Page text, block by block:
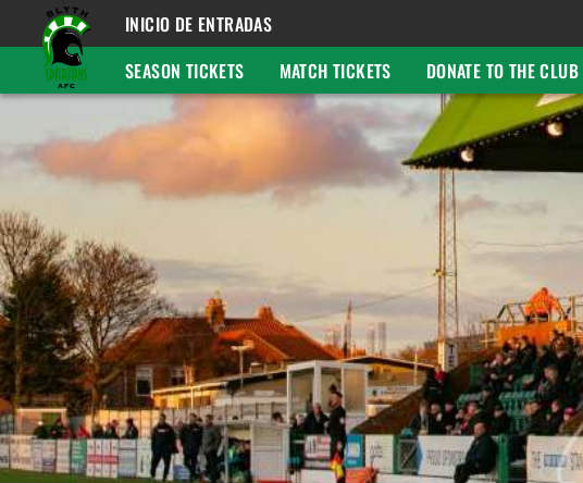
INICIO DE ENTRADAS
SEASON TICKETS
MATCH TICKETS DONATE TO THE CLUB